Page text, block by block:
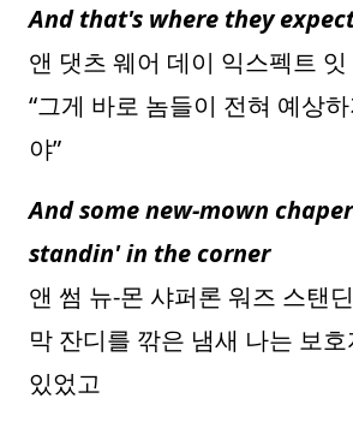
And that's where they
앤 댓츠 웨어 데이 익스펙트
“그게 바로 놈들이 전혀 예상
야”
And some new-mown
standin' in the corner
앤 썸 뉴-몬 샤퍼론 워즈 스탠
막 잔디를 깎은 냄새 나는 보
있었고